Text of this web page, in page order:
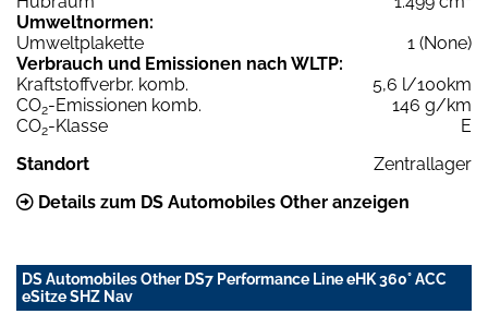
Umweltnormen:
Umweltplakette
1 (None)
Verbrauch und Emissionen nach WLTP:
Kraftstoffverbr. komb.
5,6 l/100km
CO2-Emissionen komb.
146 g/km
CO2-Klasse
E
Standort
Zentrallager
Details zum DS Automobiles Other anzeigen
DS Automobiles Other DS7 Performance Line eHK 360° ACC
eSitze SHZ Nav